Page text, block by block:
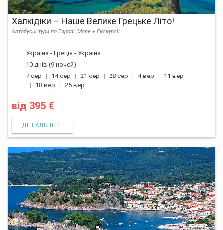
Халкідіки – Наше Велике Грецьке Літо!
Автобусні тури по Европі, Море + Екскурсії
Україна - Греція - Україна
10 днів (9 ночей)
7 сер
14 сер 21 сер 28 сер 4 вер
11 вер
18 вер
25 вер
від 395 €
ДЕТАЛЬНІШЕ